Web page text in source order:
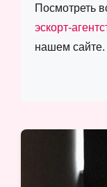
Посмотреть
эскорт-
нашем сайте.